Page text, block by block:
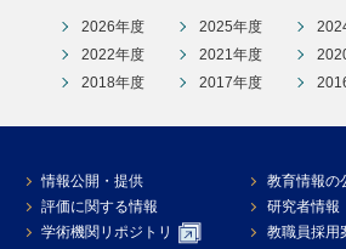
2026年度 2025年度
2022年度
2021年度
2018年度
2017年度
情報公開・提供
教育情報の
評価に関する情報
研究者情報
学術機関リポジトリ
教職員採用